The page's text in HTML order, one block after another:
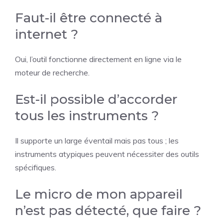
Faut-il être connecté à
internet ?
Oui, l’outil fonctionne directement en ligne via le
moteur de recherche.
Est-il possible d’accorder
tous les instruments ?
Il supporte un large éventail mais pas tous ; les
instruments atypiques peuvent nécessiter des outils
spécifiques.
Le micro de mon appareil
n’est pas détecté, que faire ?